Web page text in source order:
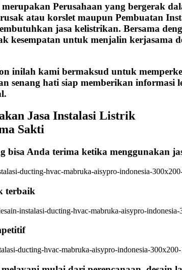
Perusahaan yang bergerak
atau korslet maupun Pembuatan
jasa kelistrikan. Bersama
kesempatan untuk menjalin
inilah kami bermaksud untuk
senang hati siap memberikan informasi
Jasa Instalasi Listrik
Sakti
bisa Anda terima ketika menggunakan
terbaik